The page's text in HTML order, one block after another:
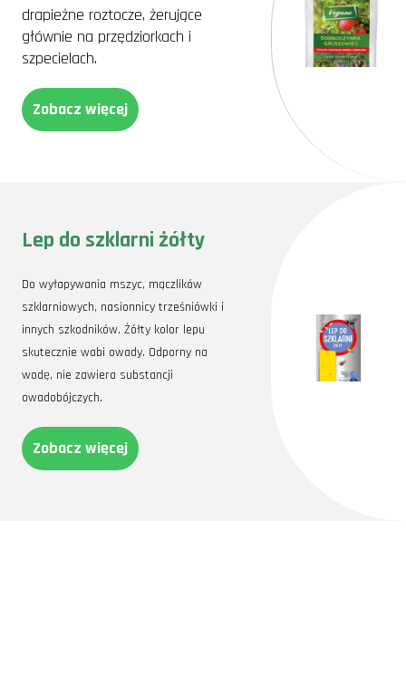
drapieżne roztocze, żerujące
głównie na przędziorkach i
szpecielach.
Zobacz więcej
Lep do szklarni żółty
Do wyłapywania mszyc, mączlików
szklarniowych, nasionnicy trześniówki i
innych szkodników. Żółty kolor lepu
skutecznie wabi owady. Odporny na
wodę, nie zawiera substancji
owadobójczych.
Zobacz więcej